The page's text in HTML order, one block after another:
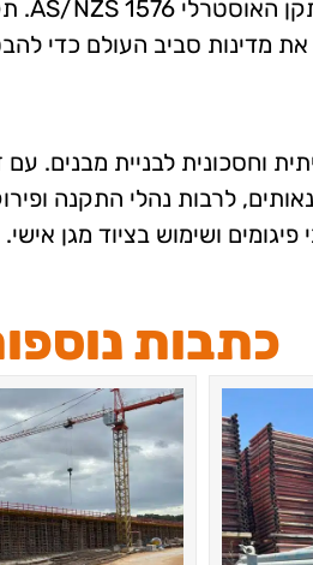
את מדינות סביב העולם כדי
וחסכונית לבניית מבנים.
לרבות נהלי התקנה
ושימוש בציוד מגן אישי.
כתבות